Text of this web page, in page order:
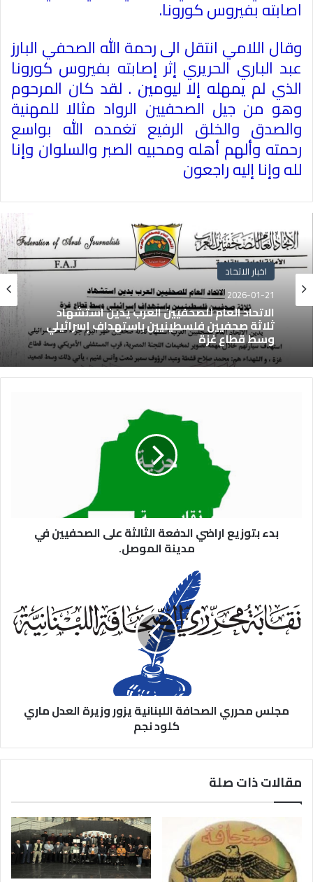
اصابته بفيروس كورونا.
وقال اللامي انتقل الى رحمة الله الصحفي البارز
عبد الباري الحريري إثر إصابته بفيروس كورونا
الذي لم يمهله إلا ليومين . لقد كان المرحوم
وهو من جيل الصحفيين الرواد مثالا للمهنية
والصدق والخلق الرفيع تغمده الله بواسع
رحمته وألهم أهله ومحبيه الصبر والسلوان وإنا
لله وإنا إليه راجعون
اخبار الاتحاد
2026-01-21
الاتحاد العام للصحفيين العرب يدين استشهاد
ثلاثة صحفيين فلسطينيين باستهداف إسرائيلي
وسط قطاع غزة
بدء بتوزيع اراضي الدفعة الثالثة على الصحفيين في
مدينة الموصل.
مجلس محرري الصحافة اللبنانية يزور وزيرة العدل ماري
كلود نجم
مقالات ذات صلة